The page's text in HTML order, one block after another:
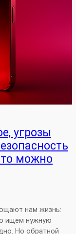
угрозы
можно
нам жизнь:
ищем нужную
Но обратной